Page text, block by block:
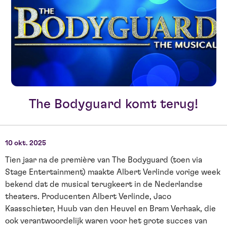
The Bodyguard komt terug!
10 okt. 2025
Tien jaar na de première van The Bodyguard (toen via
Stage Entertainment) maakte Albert Verlinde vorige week
bekend dat de musical terugkeert in de Nederlandse
theaters. Producenten Albert Verlinde, Jaco
Kaasschieter, Huub van den Heuvel en Bram Verhaak, die
ook verantwoordelijk waren voor het grote succes van